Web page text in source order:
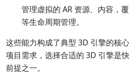
管理虚拟的 AR 资源、内容，
等生命周期管理。
这些能力构成了典型 3D 引擎的核
项目需求，选择合适的 3D 引擎是
前提之一。